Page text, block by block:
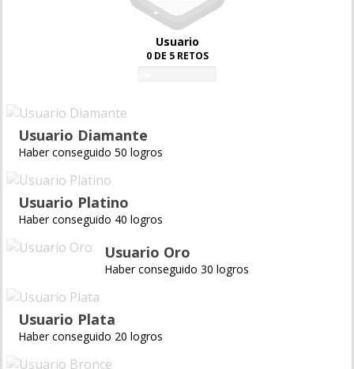
Usuario
0 DE 5 RETOS
Usuario Diamante
Haber conseguido 50 logros
Usuario Platino
Haber conseguido 40 logros
Usuario Oro
Haber conseguido 30 logros
Usuario Plata
Haber conseguido 20 logros